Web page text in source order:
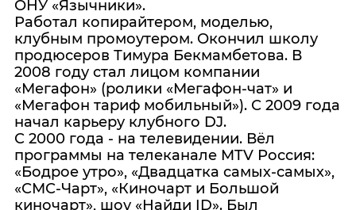
ОНУ «Язычники».
Работал копирайтером, моделью,
клубным промоутером. Окончил школу
продюсеров Тимура Бекмамбетова. В
2008 году стал лицом компании
«Мегафон» (ролики «Мегафон-чат» и
«Мегафон тариф мобильный»). С 2009 года
начал карьеру клубного DJ.
С 2000 года - на телевидении. Вёл
программы на телеканале MTV Россия:
«Бодрое утро», «Двадцатка самых-самых»,
«СМС-Чарт», «Киночарт и Большой
киночарт», шоу «Найди ID». Был